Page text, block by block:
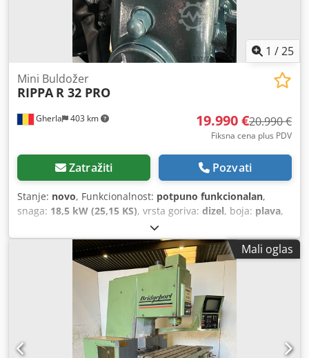
1 /25
Gherla 403 km
Mini Buldožer
RIPPA R 32 PRO
19.990 €20.990 €
Fiksna cena plus PDV
Zatražiti Pozvati
Stanje: novo, Funkcionalnost: potpuno funkcionalan,
snaga: 18,5 kW (25,15 KS), vrsta goriva: dizel, boja: plava,
, Godina proizvodnje:
mini bager RIPPA R 32 Pro, japanski Kubota motor, 4
cilindra, 18.5 kv, Euro 5 emisija, Tier 4 Stage V, instalacija
pickera, klima uređaj, mansalier kamera, godina
proizvodnje 2025, brza spojnica, 1000 mm nagib kašika,
garancija. Crsdpfx Ahewlvzujlof
Mali oglas